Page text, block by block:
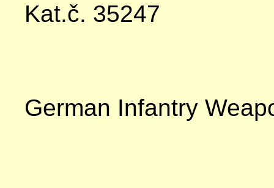
Kat.č. 35247
German Infantry